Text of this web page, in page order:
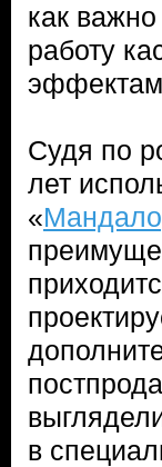
как
работу
Судя по
лет
«
в